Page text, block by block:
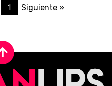
1 Siguiente »